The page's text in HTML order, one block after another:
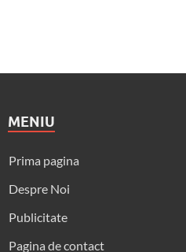
MENIU
Prima pagina
Despre Noi
Publicitate
Pagina de contact